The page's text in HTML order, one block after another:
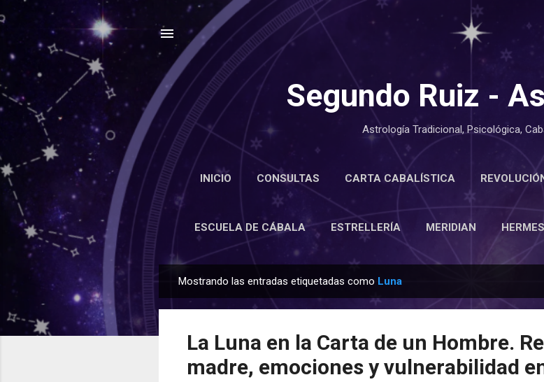
Ir al contenido principal
Segundo Ruiz -
Astrología Tradicional, Psicológica,
INICIO CONSULTAS CARTA CABALÍSTICA
ENCICLOPEDIA ESTRELLERÍA MERIDIAN
ESCUELA DE CÁBALA
ESTRELLERÍA MERIDIAN
n
Mostrando las entradas etiquetadas como Luna
La Luna en la Carta de un Hombre.
madre, emociones y vulnerabilidad